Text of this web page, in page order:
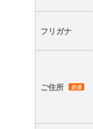
フリガナ
ご住所